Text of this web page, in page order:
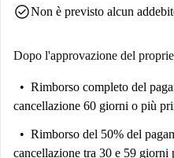
La Posta, che offrono piatti
cucina italiana nelle vicinanze. Per
a una vivace scena culinaria.
check_circleNon è previsto alcun
Dopo l'approvazione del
Rimborso completo del
cancellazione 60 giorni o più
Rimborso del 50% del
cancellazione tra 30 e 59 giorni